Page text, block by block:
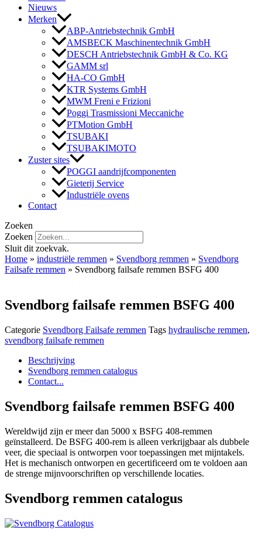
Nieuws
Merken
ABP-Antriebstechnik GmbH
AMSBECK Maschinentechnik GmbH
DESCH Antriebstechnik GmbH & Co. KG
GAMM srl
HA-CO GmbH
KTR Systems GmbH
MWM Freni e Frizioni
Poggi Trasmissioni Meccaniche
PTMotion GmbH
TSUBAKI
TSUBAKIMOTO
Zuster sites
POGGI aandrijfcomponenten
Gieterij Service
Industriële ovens
Contact
Zoeken
Zoeken
Sluit dit zoekvak.
Home » industriële remmen » Svendborg remmen » Svendborg
Failsafe remmen » Svendborg failsafe remmen BSFG 400
Svendborg failsafe remmen BSFG 400
Categorie Svendborg Failsafe remmen Tags hydraulische remmen,
svendborg failsafe remmen
Beschrijving
Svendborg remmen catalogus
Contact...
Svendborg failsafe remmen BSFG 400
Wereldwijd zijn er meer dan 5000 x BSFG 408-remmen
geïnstalleerd. De BSFG 400-rem is alleen verkrijgbaar als dubbele
veer, die speciaal is ontworpen voor toepassingen met mijntakels.
Het is mechanisch ontworpen en gecertificeerd om te voldoen aan
de strenge mijnvoorschriften op verschillende locaties.
Svendborg remmen catalogus